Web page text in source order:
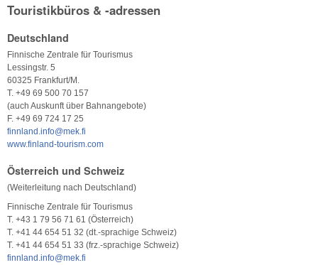
Touristikbüros & -adressen
Deutschland
Finnische Zentrale für Tourismus
Lessingstr. 5
60325 Frankfurt/M.
T. +49 69 500 70 157
(auch Auskunft über Bahnangebote)
F. +49 69 724 17 25
finnland.info@mek.fi
www.finland-tourism.com
Österreich und Schweiz
(Weiterleitung nach Deutschland)
Finnische Zentrale für Tourismus
T. +43 1 79 56 71 61 (Österreich)
T. +41 44 654 51 32 (dt.-sprachige Schweiz)
T. +41 44 654 51 33 (frz.-sprachige Schweiz)
finnland.info@mek.fi